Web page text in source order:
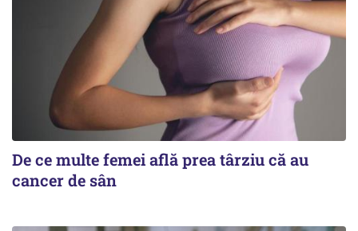
De ce multe femei află prea târziu că au
cancer de sân